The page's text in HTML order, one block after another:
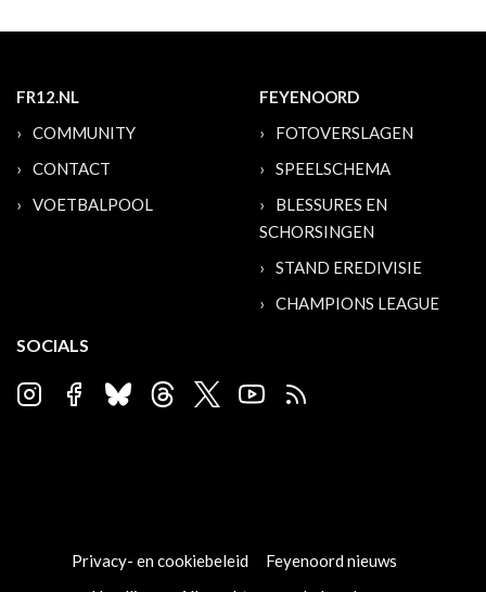
FR12.NL
COMMUNITY
CONTACT
VOETBALPOOL
FEYENOORD
FOTOVERSLAGEN
SPEELSCHEMA
BLESSURES EN
SCHORSINGEN
STAND EREDIVISIE
CHAMPIONS LEAGUE
SOCIALS
Privacy- en cookiebeleid
Feyenoord nieuws